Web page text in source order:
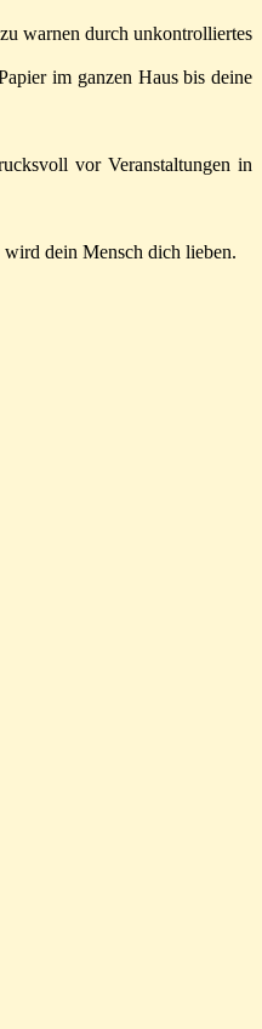
warnen durch unkontrolliertes
im ganzen Haus bis deine
vor Veranstaltungen in
dein Mensch dich lieben.